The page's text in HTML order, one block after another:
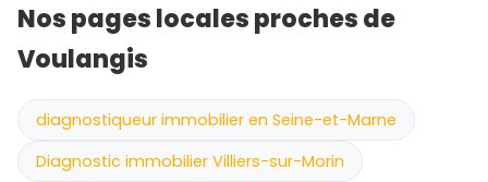
Nos pages locales proches de
Voulangis
diagnostiqueur immobilier en Seine-et-Marne
Diagnostic immobilier Villiers-sur-Morin